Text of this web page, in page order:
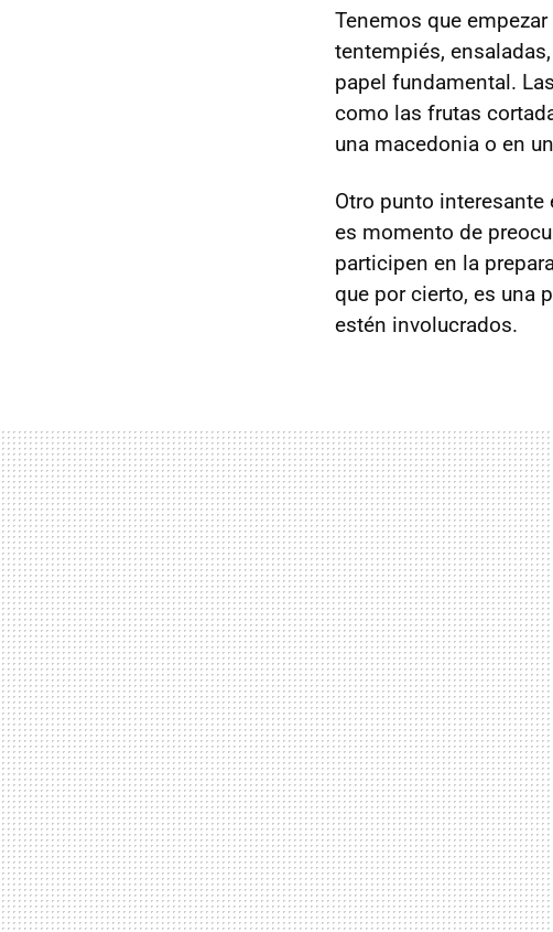
Tenemos que
tentempiés,
papel fundamental.
como las frutas
una macedonia o en
Otro punto interesante
es momento de
participen en la
que por cierto, es una
estén involucrados.